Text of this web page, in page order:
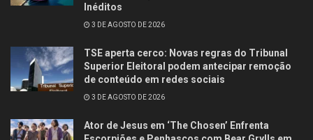
Inéditos
3 DE AGOSTO DE 2026
TSE aperta cerco: Novas regras do Tribunal
Superior Eleitoral podem antecipar remoção
de conteúdo em redes sociais
3 DE AGOSTO DE 2026
Ator de Jesus em ‘The Chosen’ Enfrenta